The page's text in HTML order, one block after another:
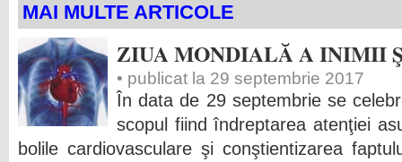
MAI MULTE ARTICOLE
ZIUA MONDIALĂ A INIMII
• publicat la 29 septembrie 2017
În data de 29 septembrie se
scopul fiind îndreptarea atenţiei
bolile cardiovasculare şi conştientizarea